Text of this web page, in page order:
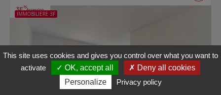
IMMOBILIERE 3F
This site uses cookies and gives you control over what you want to
activate
✓ OK, accept all
✗ Deny all cookies
Personalize
Privacy policy